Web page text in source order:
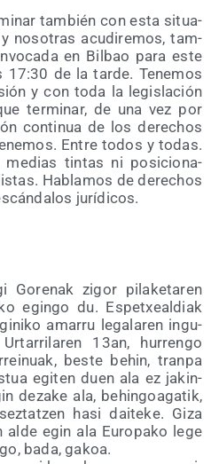
tam­bién con esta situa­
noso­tras acu­di­re­mos, tam­
en Bil­bao para este
de la tar­de. Tene­mos
y con toda la legis­la­ción
ter­mi­nar, de una vez por
con­ti­nua de los dere­chos
Entre todos y todas.
medias tin­tas ni posi­cio­na­
Habla­mos de dere­chos
jurídicos.
Gore­nak zigor pila­ke­ta­ren
egin­go du. Espetxeal­diak
ama­rru lega­la­ren ingu­
13an, hurren­go
bes­te behin, tran­pa
egi­ten duen ala ez jakin­
deza­ke ala, behin­goa­ga­tik,
hasi dai­te­ke. Giza
alde egin ala Euro­pa­ko lege
bada, gakoa.